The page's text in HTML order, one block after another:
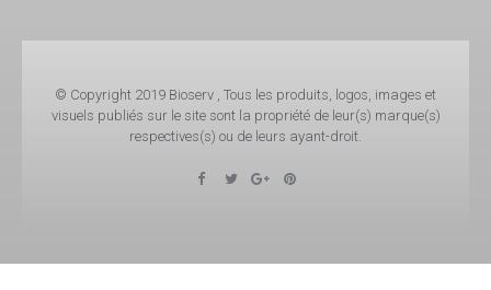
© Copyright 2019 Bioserv , Tous les produits, logos, images et
visuels publiés sur le site sont la propriété de leur(s) marque(s)
respectives(s) ou de leurs ayant-droit.